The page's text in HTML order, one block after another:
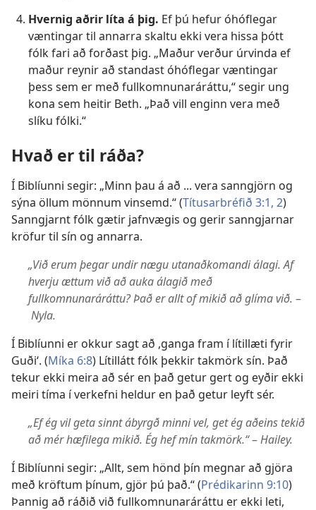
Hvernig aðrir líta á þig. Ef þú hefur óhóflegar
væntingar til annarra skaltu ekki vera hissa þótt
fólk fari að forðast þig. „Maður verður úrvinda ef
maður reynir að standast óhóflegar væntingar
þess sem er með fullkomnunaráráttu,“ segir ung
kona sem heitir Beth. „Það vill enginn vera með
slíku fólki.“
Hvað er til ráða?
Í Biblíunni segir: „Minn þau á að ... vera sanngjörn og
sýna öllum mönnum vinsemd.“ (Títusarbréfið 3:1, 2)
Sanngjarnt fólk gætir jafnvægis og gerir sanngjarnar
kröfur til sín og annarra.
„Við erum þegar undir nægu utanaðkomandi álagi. Af
hverju ættum við að auka álagið með
fullkomnunaráráttu? Það er allt of mikið að glíma við. –
Nyla.
Í Biblíunni er okkur sagt að ,ganga fram í lítillæti fyrir
Guði‘. (Míka 6:8) Lítillátt fólk þekkir takmörk sín. Það
tekur ekki meira að sér en það getur gert og eyðir ekki
meiri tíma í verkefni heldur en það getur leyft sér.
„Ef ég vil geta sinnt ábyrgð minni vel, get ég aðeins tekið
að mér hæfilega mikið. Ég hef mín takmörk.“–Hailey.
Í Biblíunni segir: „Allt, sem hönd þín megnar að gjöra
með kröftum þínum, gjör þú það.“ (Prédikarinn 9:10)
Þannig að ráðið við fullkomnunaráráttu er ekki leti,